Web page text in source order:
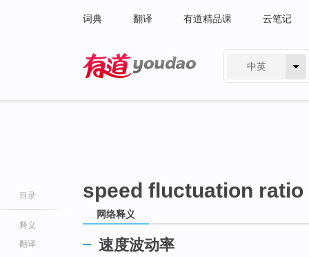
词典 翻译 有道精品课 云笔记
中英
目录
释义
翻译
speed fluctuation ratio
网络释义
速度波动率